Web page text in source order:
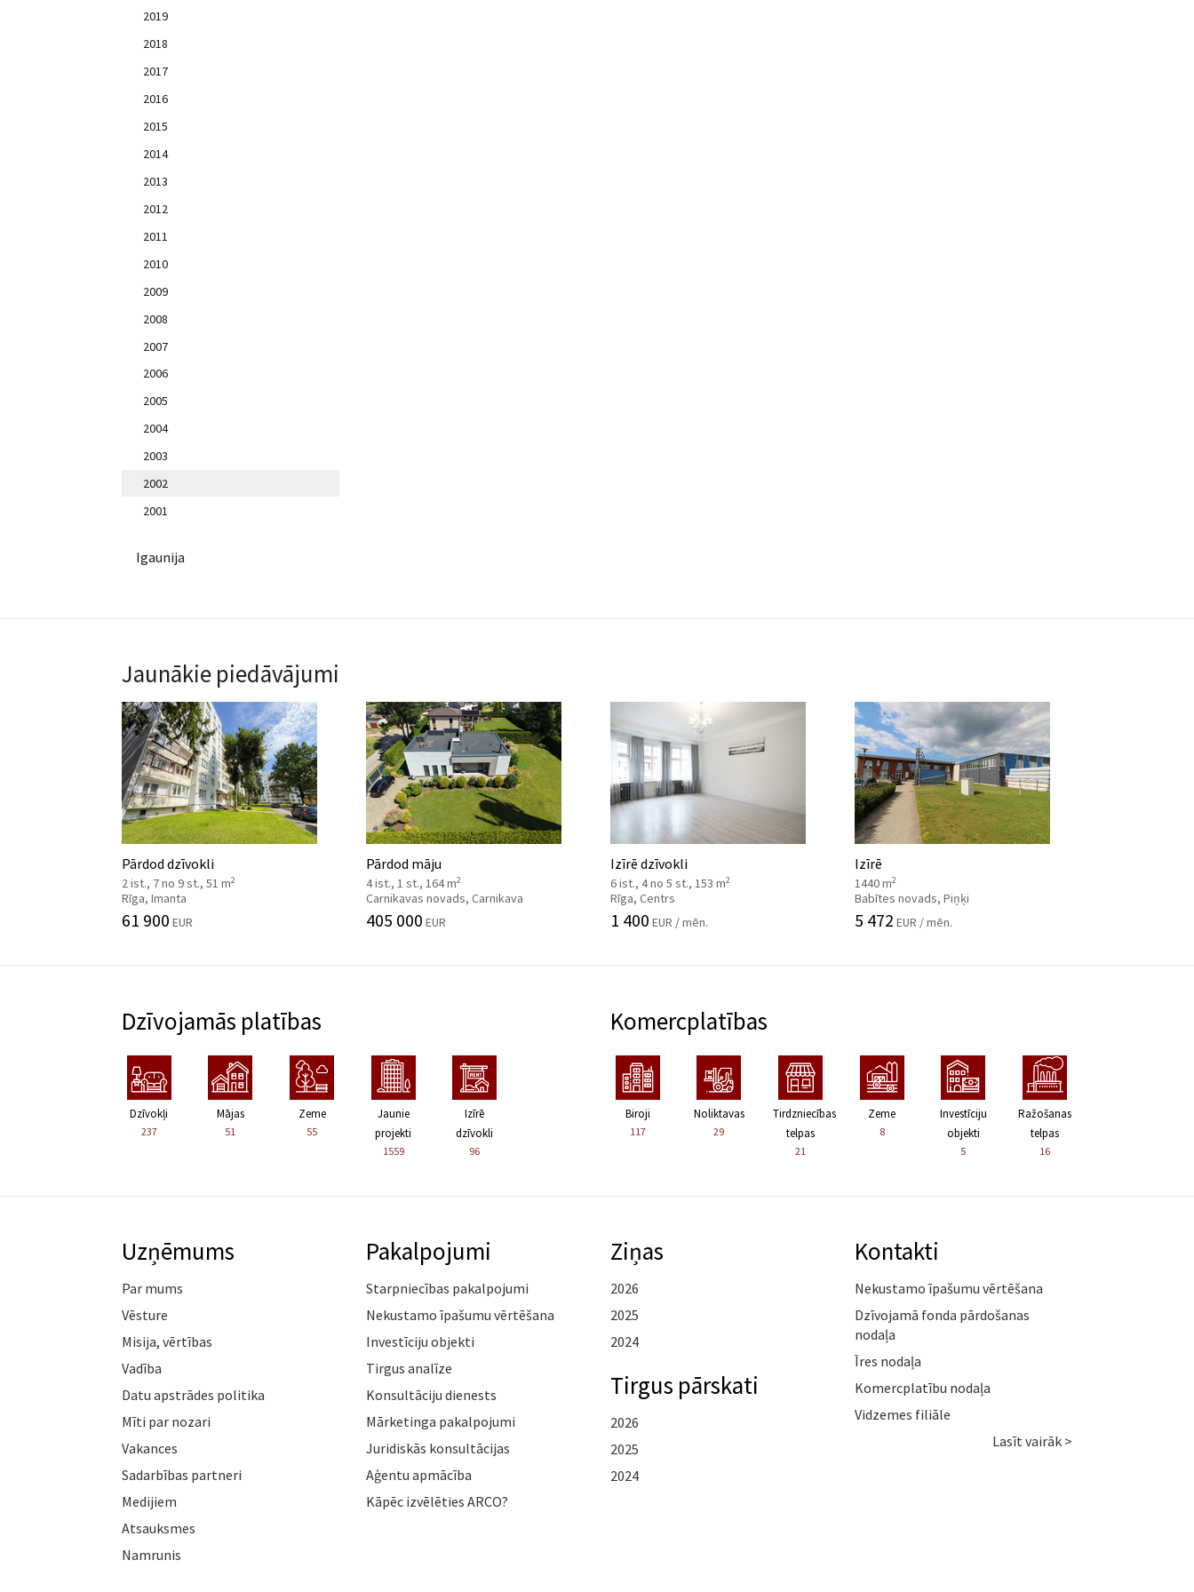
2019
2018
2017
2016
2015
2014
2013
2012
2011
2010
2009
2008
2007
2006
2005
2004
2003
2002
2001
Igaunija
Jaunākie piedāvājumi
Pārdod dzīvokli
2 ist., 7 no 9 st., 51 m2
Rīga, Imanta
61 900 EUR
Pārdod māju
4 ist., 1 st., 164 m2
Carnikavas novads, Carnikava
405 000 EUR
Izīrē dzīvokli
6 ist., 4 no 5 st., 153 m2
Rīga, Centrs
1 400 EUR / mēn.
Izīrē
1440 m2
Babītes novads, Piņķi
5 472 EUR / mēn.
Dzīvojamās platības
Dzīvokļi
237
Mājas
51
Zeme
55
Jaunie
projekti
1559
Izīrē
dzīvokli
96
Komercplatības
Biroji
117
Noliktavas
29
Tirdzniecības
telpas
21
Zeme
8
Investīciju
objekti
5
Ražošanas
telpas
16
Uzņēmums
Par mums
Vēsture
Misija, vērtības
Vadība
Datu apstrādes politika
Mīti par nozari
Vakances
Sadarbības partneri
Medijiem
Atsauksmes
Namrunis
Pakalpojumi
Starpniecības pakalpojumi
Nekustamo īpašumu vērtēšana
Investīciju objekti
Tirgus analīze
Konsultāciju dienests
Mārketinga pakalpojumi
Juridiskās konsultācijas
Aģentu apmācība
Kāpēc izvēlēties ARCO?
Ziņas
2026
2025
2024
Tirgus pārskati
2026
2025
2024
Kontakti
Nekustamo īpašumu vērtēšana
Dzīvojamā fonda pārdošanas
nodaļa
Īres nodaļa
Komercplatību nodaļa
Vidzemes filiāle
Lasīt vairāk >